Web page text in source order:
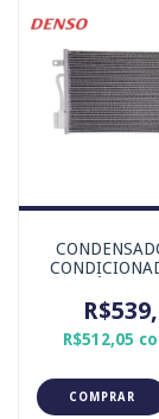
SIENA e
MOTOR
R$512,05